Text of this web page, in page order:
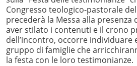
Congresso teologico-pastorale
precederà la Messa alla presenza
aver stilato i contenuti e il crono
dell’incontro, occorre individuare
gruppo di famiglie che
la festa con le loro testimonianze.